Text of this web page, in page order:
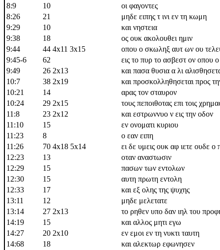
8:9
10
οι φαγοντες
8:26
21
μηδε ειπης τ ινι εν τη κωμη
9:29
10
και νηστεια
9:38
18
ος ουκ ακολουθει ημιν
9:44
44 4x11 3x15
οπου ο σκωληξ αυτ ων ου
9:45-6
62
εις το πυρ το ασβεστ ον οπου
9:49
26 2x13
και πασα θυσια α λι
10:7
38 2x19
και προσκολληθησεται προς
10:21
14
αρας τον σταυρον
10:24
29 2x15
τους πεποιθοτας επι τοις
11:8
23 2x12
και εστρωννυο ν εις την οδον
11:10
15
εν ονοματι κυριου
11:23
8
ο εαν ειπη
11:26
70 4x18 5x14
ει δε υμεις ουκ αφ ιετε ουδε
12:23
13
οταν αναστωσιν
12:29
15
πασων των εντολων
12:30
15
αυτη πρωτη εντολη
12:33
17
και εξ ολης της ψυχης
13:11
12
μηδε μελετατε
13:14
27 2x13
το ρηθεν υπο δαν ιηλ του
14:19
15
και αλλος μητι εγω
14:27
20 2x10
εν εμοι εν τη νυκτι ταυτη
14:68
18
και αλεκτωρ εφωνησεν